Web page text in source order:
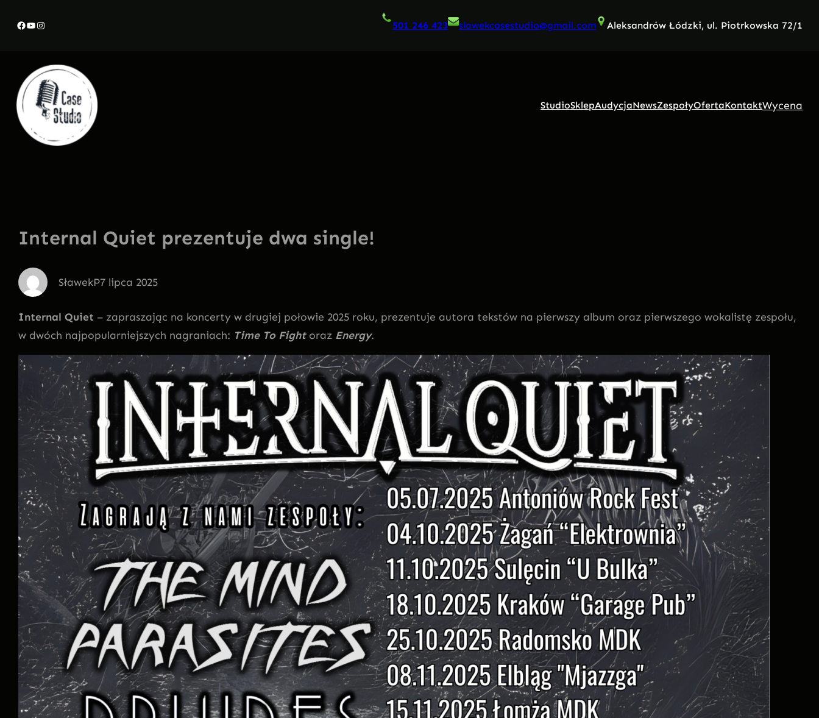
Facebook
YouTube
Instagram 501 246 423 slawekcasestudio@gmail.com Aleksandrów Łódzki, ul. Piotrkowska 72/1
StudioSklepAudycjaNewsZespołyOfertaKontaktWycena
Internal Quiet prezentuje dwa single!
SławekP7 lipca 2025
Internal Quiet – zapraszając na koncerty w drugiej połowie 2025 roku, prezentuje autora tekstów na pierwszy album oraz pierwszego wokalistę zespołu,
w dwóch najpopularniejszych nagraniach: Time To Fightoraz Energy.